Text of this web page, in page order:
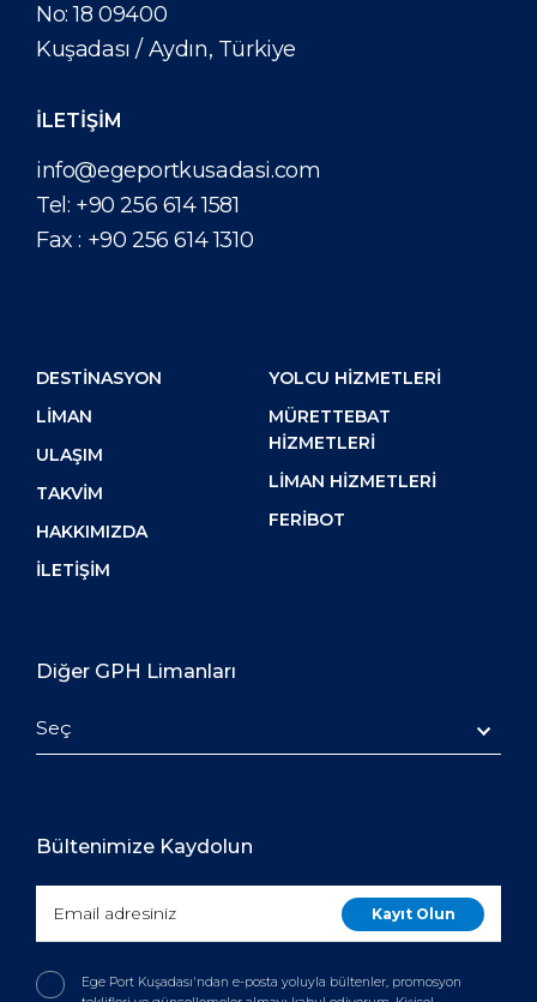
No: 18 09400
Kuşadası / Aydın, Türkiye
İLETİŞİM
info@egeportkusadasi.com
Tel: +90 256 614 1581
Fax : +90 256 614 1310
DESTİNASYON
LIMAN
ULAŞIM
TAKVIM
HAKKIMIZDA
İLETIŞIM
YOLCU HIZMETLERI
MÜRETTEBAT
HIZMETLERI
LIMAN HIZMETLERI
FERIBOT
Diğer GPH Limanları
Seç
Bültenimize Kaydolun
Ege Port Kuşadası'ndan e-posta yoluyla bültenler, promosyon